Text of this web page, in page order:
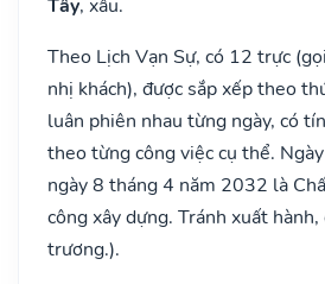
Tây, xấu.
Theo Lịch Vạn Sự, có 12 trực
nhị khách), được sắp xếp theo
luân phiên nhau từng ngày, có
theo từng công việc cụ thể.
ngày 8 tháng 4 năm 2032 là
công xây dựng. Tránh xuất
trương.).